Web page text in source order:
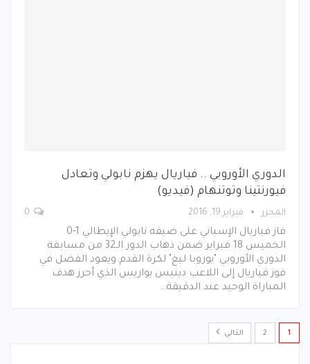
الدوري الأوروبي .. فياريال يهزم نابولي وتعادل
فيورنتينا وتوتنهام (فيديو)
المحرر فبراير 19, 2016
فاز فياريال الإسباني على ضيفه نابولي الإيطالي 1-0
الخميس 18 فبراير ضمن ذهاب الدور الـ32 من مسابقة
الدوري الأوروبي "يوروبا ليغ" لكرة القدم.ويعود الفضل في
فوز فياريال إلى اللاعب دينيس يواريس الذي أحرز هدف
المباراة الوحيد عند الدقيقة…
1
2 التالي